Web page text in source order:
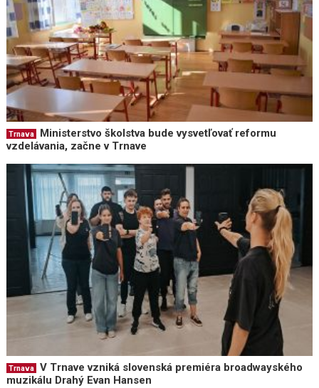
Trnava
Ministerstvo školstva bude vysvetľovať reformu
vzdelávania, začne v Trnave
Trnava
V Trnave vzniká slovenská premiéra broadwayského
muzikálu Drahý Evan Hansen